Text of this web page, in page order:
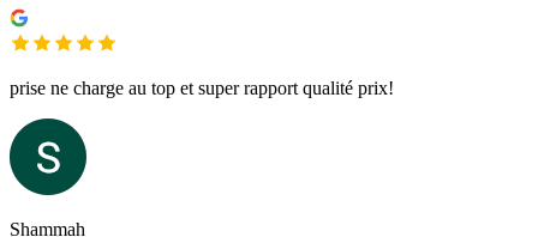
prise ne charge au top et super rapport qualité prix!
Shammah